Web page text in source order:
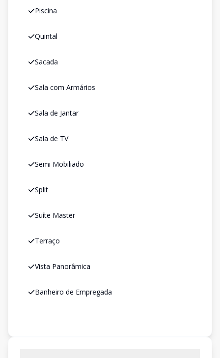
Piscina
Quintal
Sacada
Sala com Armários
Sala de Jantar
Sala de TV
Semi Mobiliado
Split
Suíte Master
Terraço
Vista Panorâmica
Banheiro de Empregada